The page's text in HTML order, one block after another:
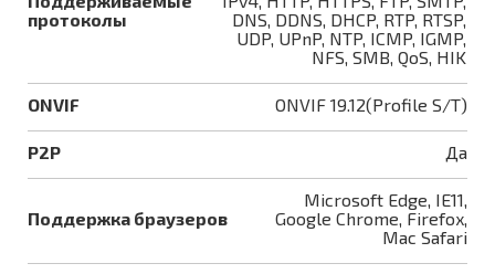
протоколы
DNS, DDNS, DHCP, RTP, RTSP,
UDP, UPnP, NTP, ICMP, IGMP,
NFS, SMB, QoS, HIK
ONVIF ONVIF 19.12(Profile S/T)
P2P Да
Поддержка браузеров
Microsoft Edge, IE11,
Google Chrome, Firefox,
Mac Safari